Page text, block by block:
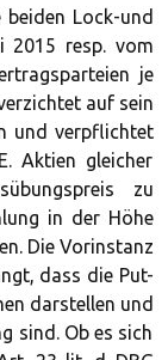
beiden Lock-und
2015 resp. vom
je
auf sein
und verpflichtet
Aktien gleicher
zu
in der Höhe
Die Vorinstanz
dass die Put-
darstellen und
sind. Ob es sich